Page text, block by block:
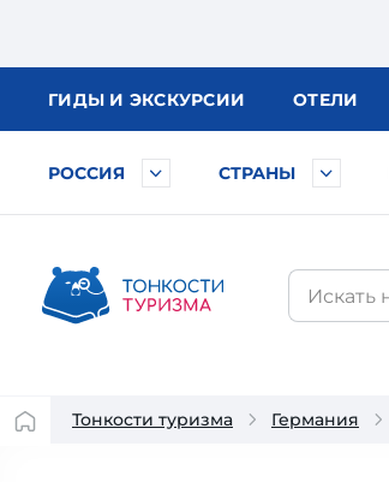
ГИДЫ И ЭКСКУРСИИ ОТЕЛИ
РОССИЯ СТРАНЫ
Тонкости туризма Германия